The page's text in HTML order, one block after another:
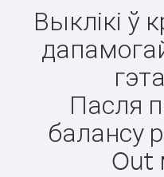
Выклікі ў
Пасля
балансу
Out